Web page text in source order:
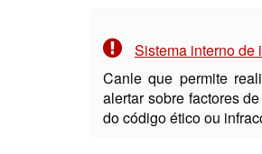
Sistema interno de
Canle que permite
alertar sobre factores
do código ético ou